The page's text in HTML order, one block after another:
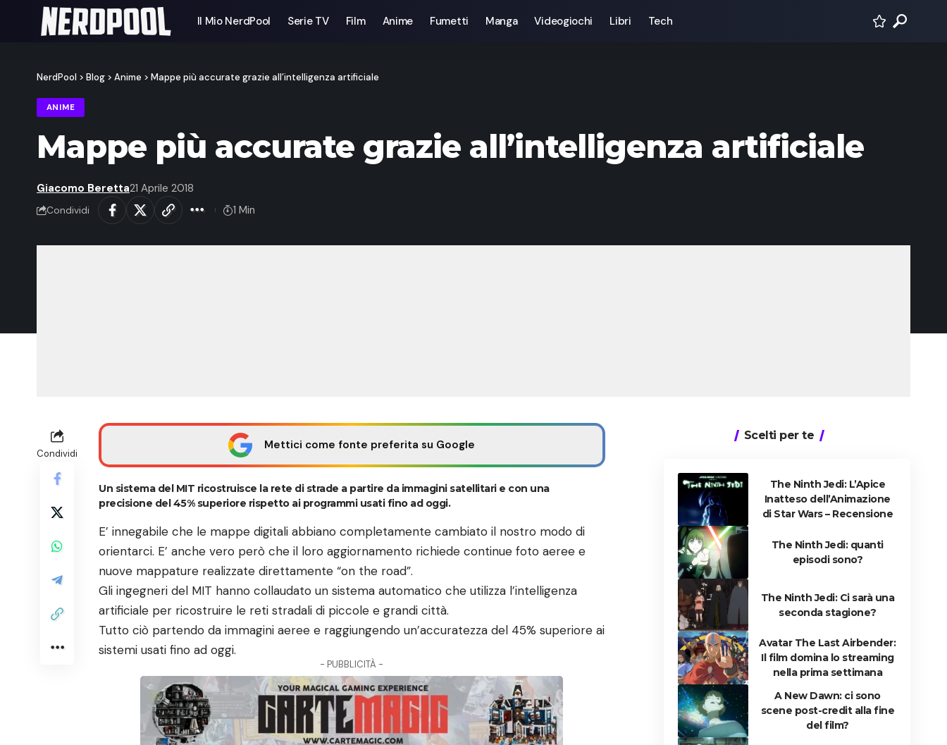
Il Mio NerdPool Serie TV Film Anime Fumetti Manga Videogiochi Libri Tech
NerdPool > Blog > Anime > Mappe più accurate grazie all’intelligenza artificiale
ANIME
Mappe più accurate grazie all’intelligenza artificiale
Giacomo Beretta21 Aprile 2018
Condividi 1 Min
Condividi
Mettici come fonte preferita su Google
Un sistema del MIT ricostruisce la rete di strade a partire da immagini satellitari e con una
precisione del 45% superiore rispetto ai programmi usati fino ad oggi.
E’ innegabile che le mappe digitali abbiano completamente cambiato il nostro modo di
orientarci. E’ anche vero però che il loro aggiornamento richiede continue foto aeree e
nuove mappature realizzate direttamente “on the road”.
Gli ingegneri del MIT hanno collaudato un sistema automatico che utilizza l’intelligenza
artificiale per ricostruire le reti stradali di piccole e grandi città.
Tutto ciò partendo da immagini aeree e raggiungendo un’accuratezza del 45% superiore ai
sistemi usati fino ad oggi.
- PUBBLICITÀ -
Scelti per te
The Ninth Jedi: L’Apice
Inatteso dell’Animazione
di Star Wars – Recensione
The Ninth Jedi: quanti
episodi sono?
The Ninth Jedi: Ci sarà una
seconda stagione?
Avatar The Last Airbender:
Il film domina lo streaming
nella prima settimana
A New Dawn: ci sono
scene post-credit alla fine
del film?